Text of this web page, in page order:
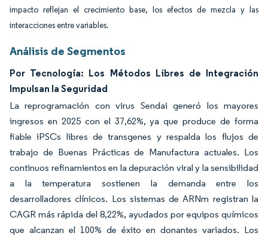
impacto reflejan el crecimiento base, los efectos de mezcla y las
interacciones entre variables.
Análisis de Segmentos
Por Tecnología: Los Métodos Libres de Integración
Impulsan la Seguridad
La reprogramación con virus Sendai generó los mayores
ingresos en 2025 con el 37,62%, ya que produce de forma
fiable iPSCs libres de transgenes y respalda los flujos de
trabajo de Buenas Prácticas de Manufactura actuales. Los
continuos refinamientos en la depuración viral y la sensibilidad
a la temperatura sostienen la demanda entre los
desarrolladores clínicos. Los sistemas de ARNm registran la
CAGR más rápida del 8,22%, ayudados por equipos químicos
que alcanzan el 100% de éxito en donantes variados. Los